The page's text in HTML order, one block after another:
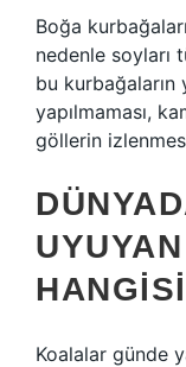
Boğa
nedenle soyları
bu kurbağaların
yapılmaması,
göllerin
Koalalar günde